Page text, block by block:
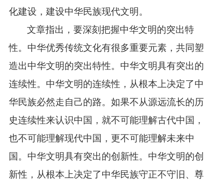
化建设，建设中华民族现代文明。
文章指出，要深刻把握中华文明的突出特
性。中华优秀传统文化有很多重要元素，共同塑
造出中华文明的突出特性。中华文明具有突出的
连续性。中华文明的连续性，从根本上决定了中
华民族必然走自己的路。如果不从源远流长的历
史连续性来认识中国，就不可能理解古代中国，
也不可能理解现代中国，更不可能理解未来中
国。中华文明具有突出的创新性。中华文明的创
新性，从根本上决定了中华民族守正不守旧、尊